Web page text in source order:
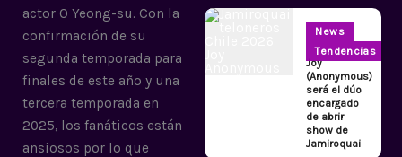
actor O Yeong-su. Con la
confirmación de su
segunda temporada para
finales de este año y una
tercera temporada en
2025, los fanáticos están
ansiosos por lo que
News
Tendencias
Joy
(Anonymous)
será el dúo
encargado
de abrir
show de
Jamiroquai